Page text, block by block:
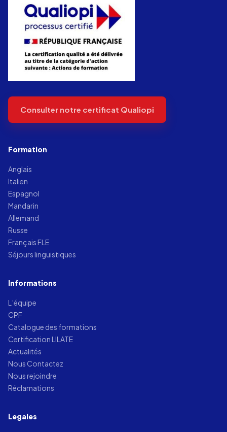
Consulter notre certificat Qualiopi
Formation
Anglais
Italien
Espagnol
Mandarin
Allemand
Russe
Français FLE
Séjours linguistiques
Informations
L’équipe
CPF
Catalogue des formations
Certification LILATE
Actualités
Nous Contactez
Nous rejoindre
Réclamations
Legales